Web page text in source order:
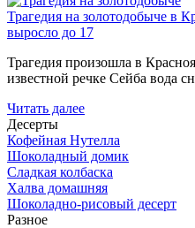
Трагедия на золотодобыче в
выросло до 17
Трагедия произошла в
известной речке Сейба вода
Читать далее
Десерты
Кофейная Нутелла
Шоколадный домик
Сладкая колбаска
Халва домашняя
Шоколадно-рисовый десерт
Разное